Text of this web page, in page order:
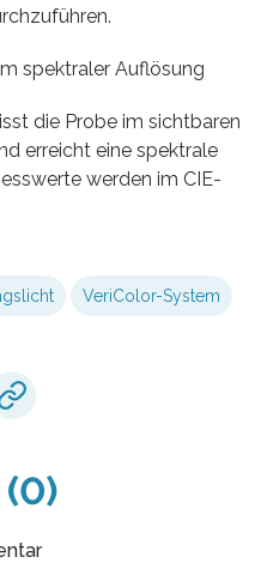
spektraler Auflösung
die Probe im sichtbaren
erreicht eine spektrale
werden im CIE-
VeriColor-System